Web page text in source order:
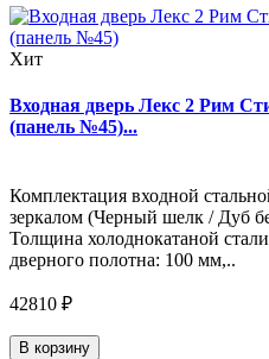
Хит
Входная дверь Лекс 2 Рим
(панель №45)...
Комплектация входной
зеркалом (Черный шелк / Дуб
Толщина холоднокатаной
дверного полотна: 100 мм,..
42810 ₽
В корзину